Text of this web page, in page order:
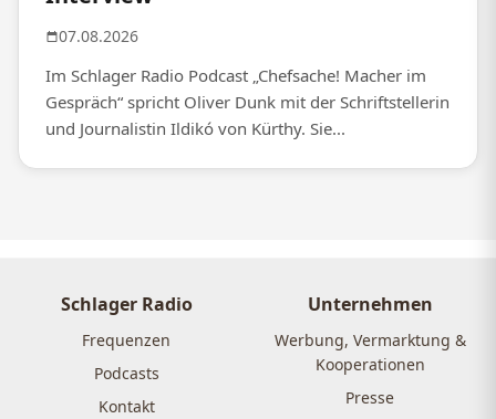
07.08.2026
Im Schlager Radio Podcast „Chefsache! Macher im
Gespräch“ spricht Oliver Dunk mit der Schriftstellerin
und Journalistin Ildikó von Kürthy. Sie...
Schlager Radio
Frequenzen
Podcasts
Kontakt
Unternehmen
Werbung, Vermarktung &
Kooperationen
Presse